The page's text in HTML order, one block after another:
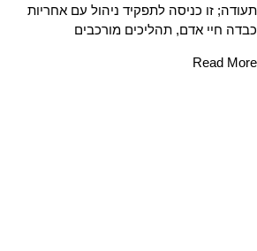
תעודה; זו כניסה לתפקיד ניהול עם אחריות
כבדה חיי אדם, תהליכים מורכבים
Read More